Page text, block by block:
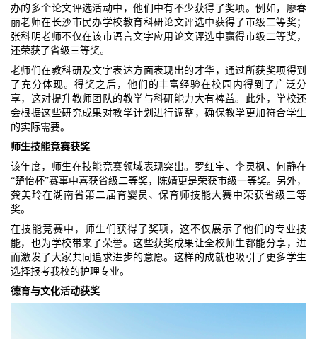
办的多个论文评选活动中，他们中有不少获得了奖项。例如，廖春
丽老师在长沙市民办学校教育科研论文评选中获得了市级二等奖；
张科明老师不仅在该市语言文字应用论文评选中赢得市级二等奖，
还荣获了省级三等奖。
老师们在教科研及文字表达方面表现出的才华，通过所获奖项得到
了充分体现。得奖之后，他们的丰富经验在校园内得到了广泛分
享，这对提升教师团队的教学与科研能力大有裨益。此外，学校还
会根据这些研究成果对教学计划进行调整，确保教学更加符合学生
的实际需要。
师生技能竞赛获奖
该年度，师生在技能竞赛领域表现突出。罗红宇、李灵枫、何静在
“楚怡杯”赛事中喜获省级二等奖，陈婧更是荣获市级一等奖。另外，
龚美玲在湖南省第二届育婴员、保育师技能大赛中荣获省级三等
奖。
在技能竞赛中，师生们获得了奖项，这不仅展示了他们的专业技
能，也为学校带来了荣誉。这些获奖成果让全校师生都能分享，进
而激发了大家共同追求进步的意愿。这样的成就也吸引了更多学生
选择报考我校的护理专业。
德育与文化活动获奖